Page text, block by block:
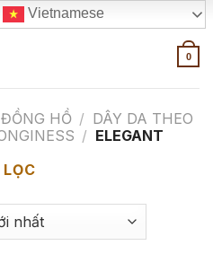
0
HỒ / DÂY DA THEO
/ ELEGANT
LỌC
Vietnamese